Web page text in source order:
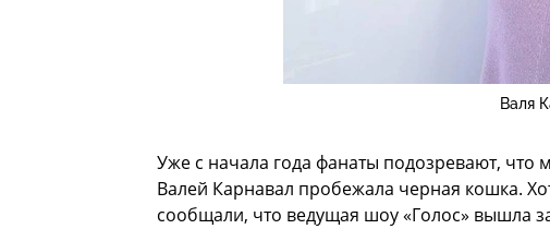
Валя
Уже с начала года фанаты подозревают,
Валей Карнавал пробежала черная кошка.
сообщали, что ведущая шоу «Голос» вышла